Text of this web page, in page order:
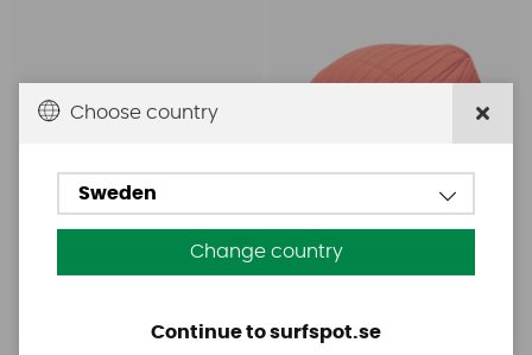
279 SEK
Choose country
Sweden
Change country
Continue to surfspot.se